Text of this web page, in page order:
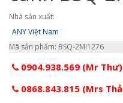
Nhà sản xuất:
ANY Việt Nam
Mã sản phẩm: BSQ-2MI1276
0904.938.569 (Mr Thư)
0868.843.815 (Mrs